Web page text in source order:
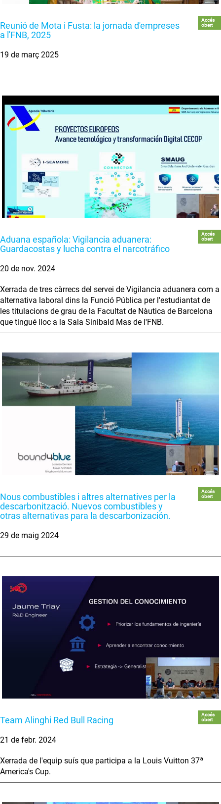
Reunió de Mota i Fusta: la jornada d'empreses
a l'FNB, 2025
Accés
obert
19 de març 2025
Aduana española: Vigilancia aduanera:
Guardacostas y lucha contra el narcotráfico
Accés
obert
20 de nov. 2024
Xerrada de tres càrrecs del servei de Vigilancia aduanera com a
alternativa laboral dins la Funció Pública per l'estudiantat de
les titulacions de grau de la Facultat de Nàutica de Barcelona
que tingué lloc a la Sala Sinibald Mas de l'FNB.
Nous combustibles i altres alternatives per la
descarbonització. Nuevos combustibles y
otras alternativas para la descarbonización.
Accés
obert
29 de maig 2024
Team Alinghi Red Bull Racing
Accés
obert
21 de febr. 2024
Xerrada de l'equip suís que participa a la Louis Vuitton 37ª
America's Cup.